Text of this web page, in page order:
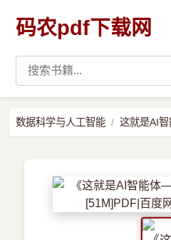
码农pdf下载网
数据科学与人工智能 这就是AI